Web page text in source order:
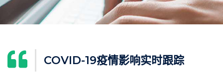
COVID-19疫情影响实时跟踪